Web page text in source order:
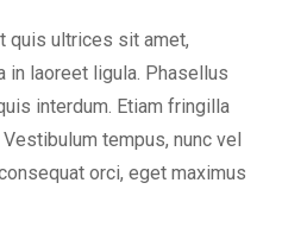
quis ultrices sit amet,
in laoreet ligula. Phasellus
interdum. Etiam fringilla
tempus, nunc vel
orci, eget maximus